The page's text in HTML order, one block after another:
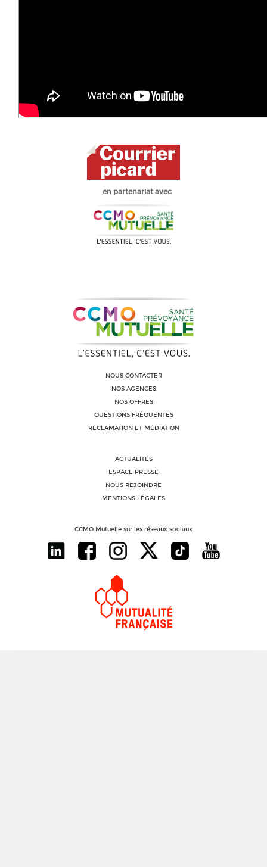
en partenariat avec
NOUS CONTACTER
NOS AGENCES
NOS OFFRES
QUESTIONS FRÉQUENTES
RÉCLAMATION ET MÉDIATION
ACTUALITÉS
ESPACE PRESSE
NOUS REJOINDRE
MENTIONS LÉGALES
CCMO Mutuelle sur les réseaux sociaux